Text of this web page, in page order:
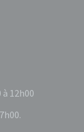
12h00